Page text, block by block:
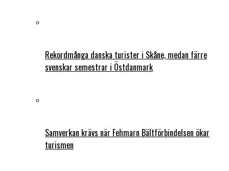
Rekordmånga danska turister i Skåne, medan färre
svenskar semestrar i Östdanmark
Samverkan krävs när Fehmarn Bältförbindelsen ökar
turismen